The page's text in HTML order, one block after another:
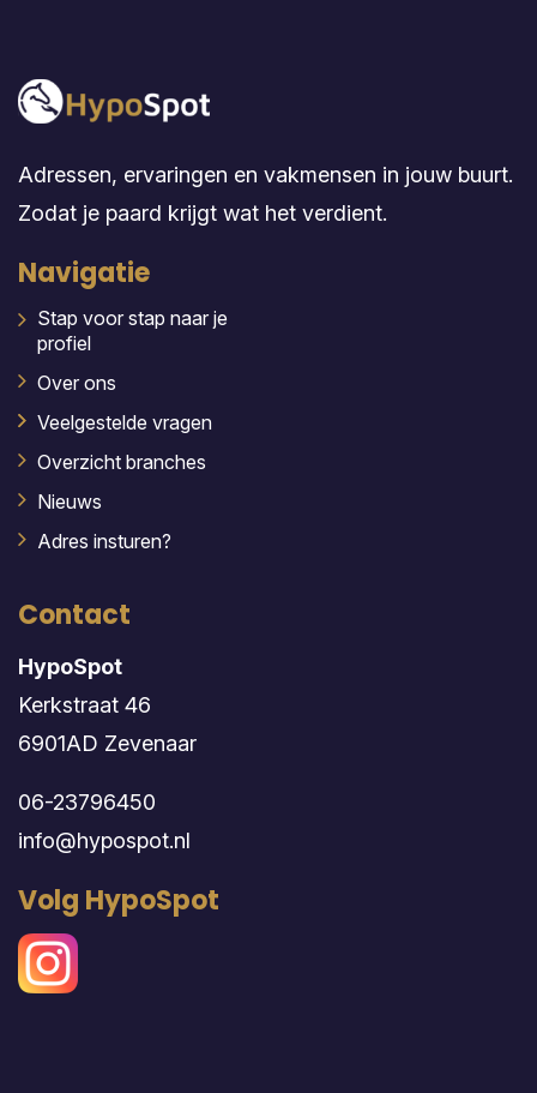
Adressen, ervaringen en vakmensen in jouw buurt.
Zodat je paard krijgt wat het verdient.
Navigatie
Stap voor stap naar je
profiel
Over ons
Veelgestelde vragen
Overzicht branches
Nieuws
Adres insturen?
Contact
HypoSpot
Kerkstraat 46
6901AD Zevenaar
06-23796450
info@hypospot.nl
Volg HypoSpot